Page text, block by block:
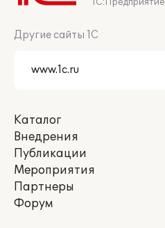
Другие сайты 1С
Каталог
Внедрения
Публикации
Мероприятия
Партнеры
Форум